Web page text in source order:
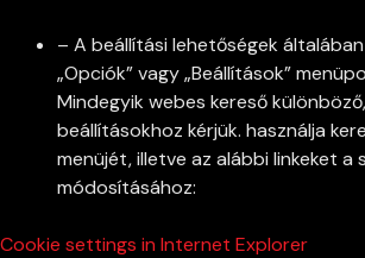
– A beállítási lehetőségek
„Opciók” vagy „Beállítások”
Mindegyik webes kereső
beállításokhoz kérjük. használja
menüjét, illetve az alábbi linkeket a
módosításához:
Cookie settings in Internet Explorer